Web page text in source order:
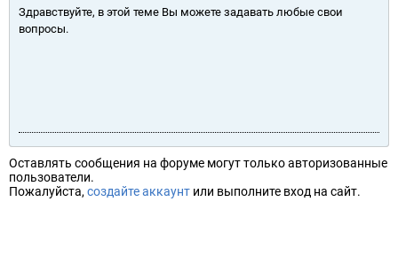
Здравствуйте, в этой теме Вы можете задавать любые свои
вопросы.
Оставлять сообщения на форуме могут только авторизованные
пользователи.
Пожалуйста, создайте аккаунт или выполните вход на сайт.